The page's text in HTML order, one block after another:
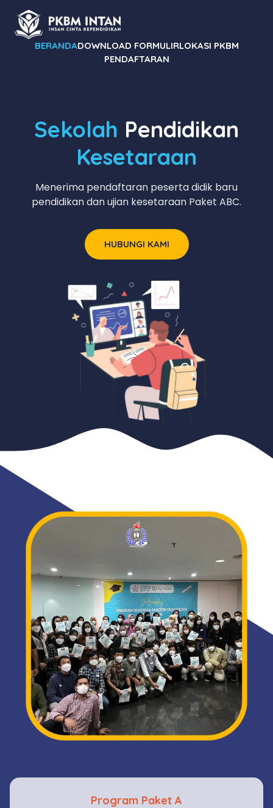
BERANDADOWNLOAD FORMULIRLOKASI PKBM
PENDAFTARAN
Sekolah Pendidikan
Kesetaraan
Menerima pendaftaran peserta didik baru
pendidikan dan ujian kesetaraan Paket ABC.
HUBUNGI KAMI
Program Paket A